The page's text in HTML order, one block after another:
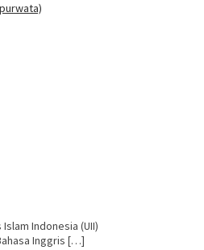
Islam Indonesia (UII)
Inggris […]